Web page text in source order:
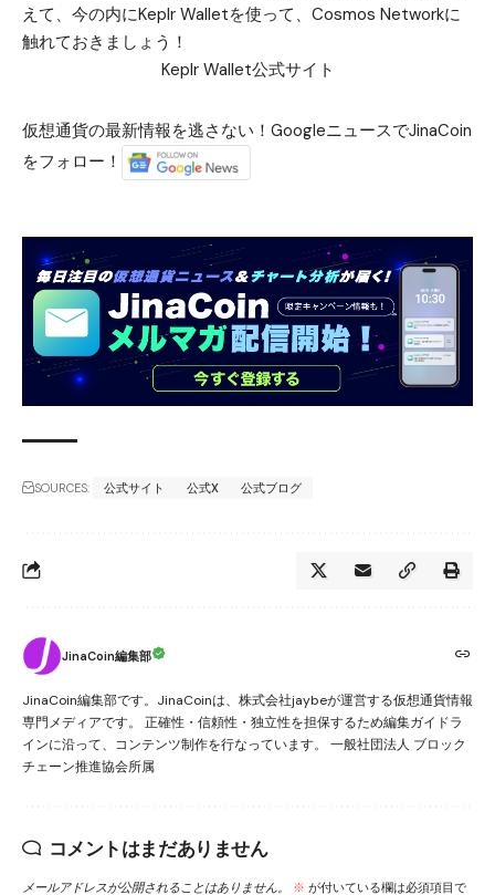
えて、今の内にKeplr Walletを使って、Cosmos Networkに
触れておきましょう！
Keplr Wallet公式サイト
仮想通貨の最新情報を逃さない！GoogleニュースでJinaCoin
をフォロー！
SOURCES: 公式サイト 公式X 公式ブログ
JinaCoin編集部
JinaCoin編集部です。JinaCoinは、株式会社jaybeが運営する仮想通貨情報
専門メディアです。 正確性・信頼性・独立性を担保するため編集ガイドラ
インに沿って、コンテンツ制作を行なっています。 一般社団法人 ブロック
チェーン推進協会所属
コメントはまだありません
メールアドレスが公開されることはありません。 ※ が付いている欄は必須項目で